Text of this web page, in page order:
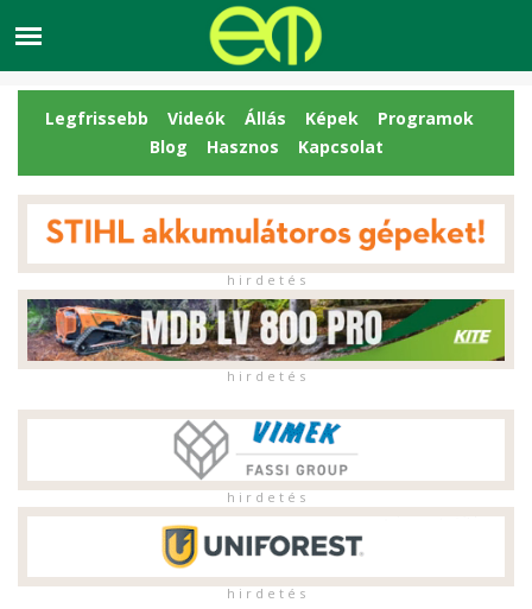
Legfrissebb Videók Állás Képek
Programok
Blog
Hasznos Kapcsolat
h i r d e t é s
h i r d e t é s
h i r d e t é s
h i r d e t é s